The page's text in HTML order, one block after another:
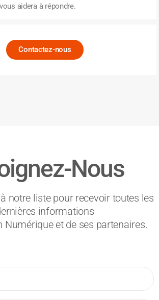
aidera à répondre.
Contactez-nous
Nous
notre liste pour recevoir toutes les
informations
Numérique et de ses partenaires.